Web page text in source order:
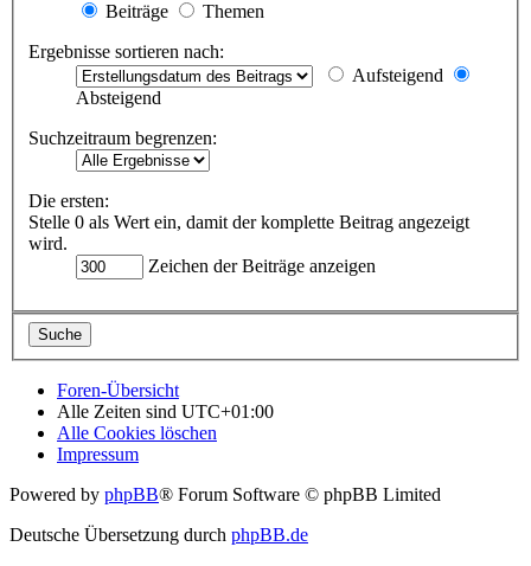
Beiträge
Themen
Ergebnisse sortieren nach:
Aufsteigend
Absteigend
Suchzeitraum begrenzen:
Die ersten:
Stelle 0 als Wert ein, damit der komplette Beitrag angezeigt
wird.
Zeichen der Beiträge anzeigen
Foren-Übersicht
Alle Zeiten sind UTC+01:00
Alle Cookies löschen
Impressum
Powered by phpBB® Forum Software © phpBB Limited
Deutsche Übersetzung durch phpBB.de